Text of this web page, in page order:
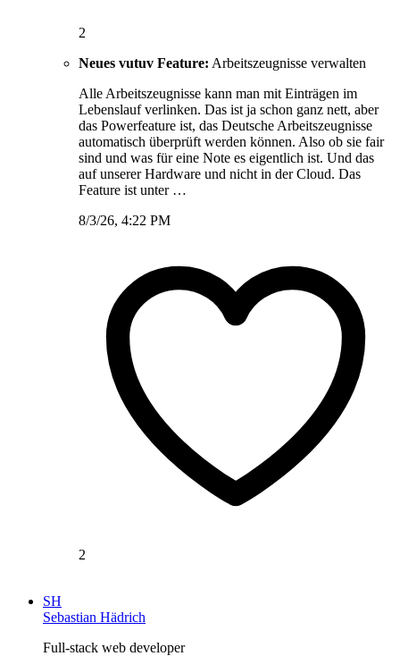
2
Neues vutuv Feature: Arbeitszeugnisse verwalten
Alle Arbeitszeugnisse kann man mit Einträgen im
Lebenslauf verlinken. Das ist ja schon ganz nett, aber
das Powerfeature ist, das Deutsche Arbeitszeugnisse
automatisch überprüft werden können. Also ob sie fair
sind und was für eine Note es eigentlich ist. Und das
auf unserer Hardware und nicht in der Cloud. Das
Feature ist unter …
8/3/26, 4:22 PM
2
SH
Sebastian Hädrich
Full-stack web developer